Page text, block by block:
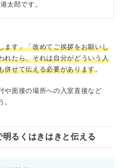
太郎です。
ます」「改めてご挨拶をお願いし
れたら、それは自分がどういう人
併せて伝える必要があります。
や面接の場所への入室直後など
。
るくはきはきと伝える